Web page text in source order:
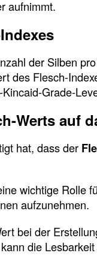
aufnimmt.
der Silben
des Flesch-
Grade-
Werts auf
hat, dass der
wichtige Rolle
aufzunehmen.
bei der
die